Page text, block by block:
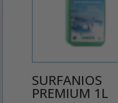
SURFANIOS
PREMIUM 1L